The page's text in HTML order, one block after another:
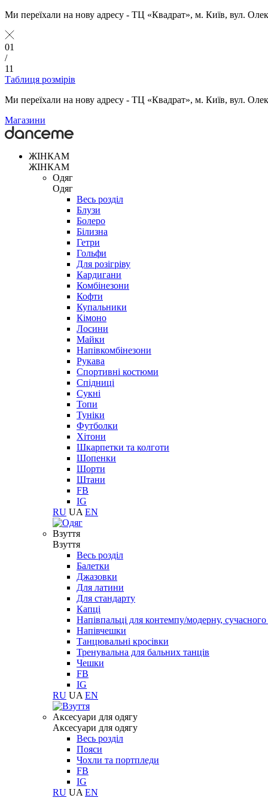
Ми переїхали на нову адресу - ТЦ «Квадрат», м. Київ, вул.
01
/
11
Таблиця розмірів
Ми переїхали на нову адресу - ТЦ «Квадрат», м. Київ, вул.
Магазини
ЖІНКАМ
ЖІНКАМ
Одяг
Одяг
Весь розділ
Блузи
Болеро
Білизна
Гетри
Гольфи
Для розігріву
Кардигани
Комбінезони
Кофти
Купальники
Кімоно
Лосини
Майки
Напівкомбінезони
Рукава
Спортивні костюми
Спідниці
Сукні
Топи
Туніки
Футболки
Хітони
Шкарпетки та колготи
Шопенки
Шорти
Штани
FB
IG
RU UA EN
Взуття
Взуття
Весь розділ
Балетки
Джазовки
Для латини
Для стандарту
Капці
Напівпальці для контемпу/модерну,
Напівчешки
Танцювальні кросівки
Тренувальна для бальних танців
Чешки
FB
IG
RU UA EN
Aксесуари для одягу
Aксесуари для одягу
Весь розділ
Пояси
Чохли та портпледи
FB
IG
RU UA EN